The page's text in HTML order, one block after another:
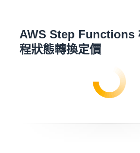
AWS Step Functions
程狀態轉換定價